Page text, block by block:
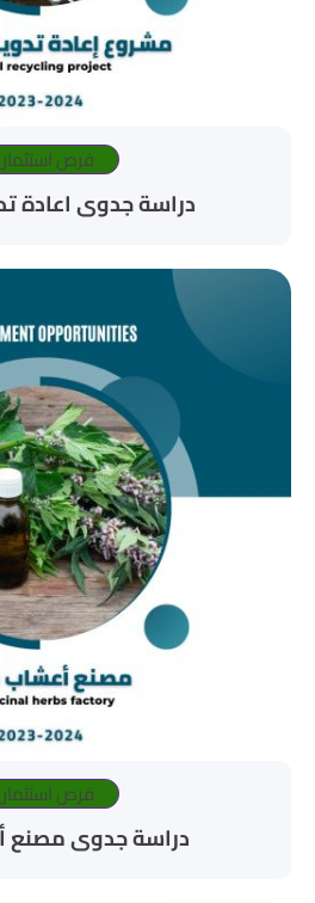
فرص
دراسة جدوى اعادة
فرص
دراسة جدوى مصنع